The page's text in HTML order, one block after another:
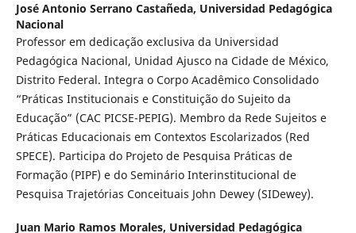
José Antonio Serrano Castañeda, Universidad Pedagógica
Nacional
Professor em dedicação exclusiva da Universidad
Pedagógica Nacional, Unidad Ajusco na Cidade de México,
Distrito Federal. Integra o Corpo Acadêmico Consolidado
“Práticas Institucionais e Constituição do Sujeito da
Educação” (CAC PICSE-PEPIG). Membro da Rede Sujeitos e
Práticas Educacionais em Contextos Escolarizados (Red
SPECE). Participa do Projeto de Pesquisa Práticas de
Formação (PIPF) e do Seminário Interinstitucional de
Pesquisa Trajetórias Conceituais John Dewey (SIDewey).
Juan Mario Ramos Morales, Universidad Pedagógica